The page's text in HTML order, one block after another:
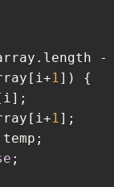
1]) {
1];
;